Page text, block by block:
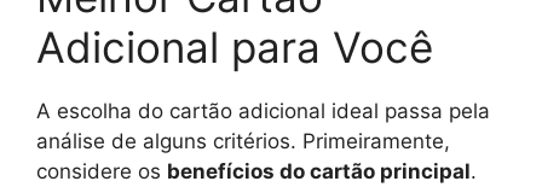
Adicional para Você
A escolha do cartão adicional ideal passa pela
análise de alguns critérios. Primeiramente,
considere os benefícios do cartão principal.